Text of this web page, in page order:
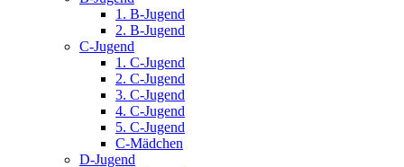
1. B-Jugend
2. B-Jugend
C-Jugend
1. C-Jugend
2. C-Jugend
3. C-Jugend
4. C-Jugend
5. C-Jugend
C-Mädchen
D-Jugend